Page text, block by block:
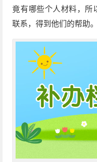
竟有哪些个人材料，所
联系，得到他们的帮助。